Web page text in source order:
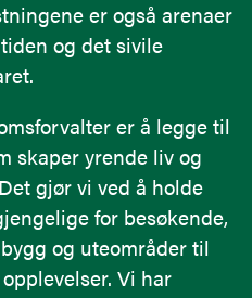
er også arenaer
og det sivile
er å legge til
skaper yrende liv og
gjør vi ved å holde
for besøkende,
og uteområder til
Vi har